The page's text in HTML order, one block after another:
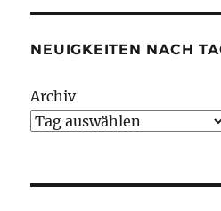
NEUIGKEITEN NACH
Archiv